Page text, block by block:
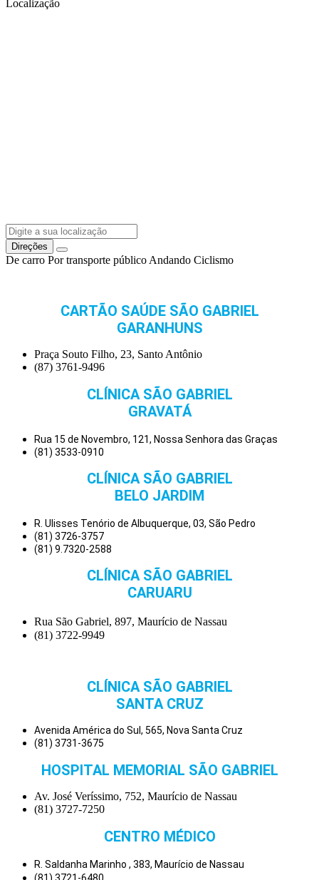
Localização
Direções
De carro Por transporte público Andando Ciclismo
CARTÃO SAÚDE SÃO GABRIEL
GARANHUNS
Praça Souto Filho, 23, Santo Antônio
(87) 3761-9496
CLÍNICA SÃO GABRIEL
GRAVATÁ
Rua 15 de Novembro, 121, Nossa Senhora das Graças
(81) 3533-0910
CLÍNICA SÃO GABRIEL
BELO JARDIM
R. Ulisses Tenório de Albuquerque, 03, São Pedro
(81) 3726-3757
(81) 9.7320-2588
CLÍNICA SÃO GABRIEL
CARUARU
Rua São Gabriel, 897, Maurício de Nassau
(81) 3722-9949
CLÍNICA SÃO GABRIEL
SANTA CRUZ
Avenida América do Sul, 565, Nova Santa Cruz
(81) 3731-3675
HOSPITAL MEMORIAL SÃO GABRIEL
Av. José Veríssimo, 752, Maurício de Nassau
(81) 3727-7250
CENTRO MÉDICO
R. Saldanha Marinho , 383, Maurício de Nassau
(81) 3721-6480